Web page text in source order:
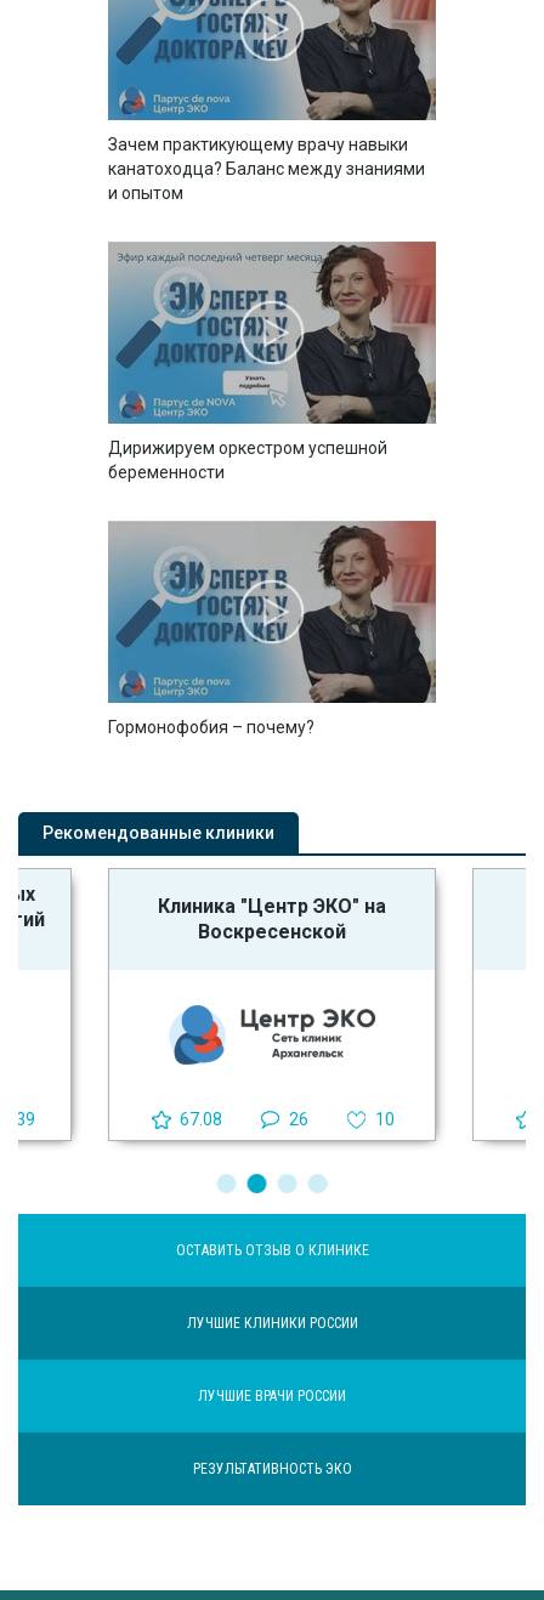
Зачем практикующему врачу навыки
канатоходца? Баланс между знаниями
и опытом
Дирижируем оркестром успешной
беременности
Гормонофобия – почему?
Рекомендованные клиники
39
Клиника "Центр ЭКО" на
Воскресенской
67.08 26 10
ОСТАВИТЬ ОТЗЫВ О КЛИНИКЕ
ЛУЧШИЕ КЛИНИКИ РОССИИ
ЛУЧШИЕ ВРАЧИ РОССИИ
РЕЗУЛЬТАТИВНОСТЬ ЭКО